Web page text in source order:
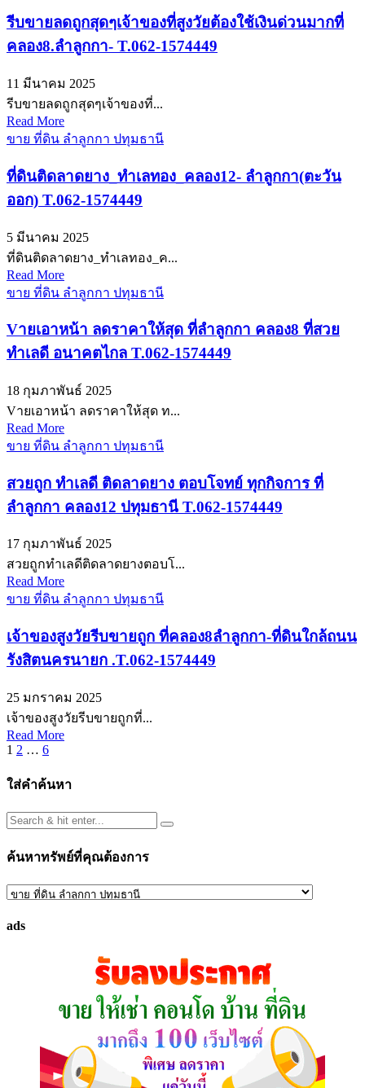
รีบขายลดถูกสุดๆเจ้าของที่สูงวัยต้องใช้เงินด่วนมากที่
คลอง8.ลำลูกกา- T.062-1574449
11 มีนาคม 2025
รีบขายลดถูกสุดๆเจ้าของที่...
Read More
ขาย ที่ดิน ลำลูกกา ปทุมธานี
ที่ดินติดลาดยาง_ทำเลทอง_คลอง12- ลำลูกกา(ตะวัน
ออก) T.062-1574449
5 มีนาคม 2025
ที่ดินติดลาดยาง_ทำเลทอง_ค...
Read More
ขาย ที่ดิน ลำลูกกา ปทุมธานี
Vายเอาหน้า ลดราคาให้สุด ที่ลำลูกกา คลอง8 ที่สวย
ทำเลดี อนาคตไกล T.062-1574449
18 กุมภาพันธ์ 2025
Vายเอาหน้า ลดราคาให้สุด ท...
Read More
ขาย ที่ดิน ลำลูกกา ปทุมธานี
สวยถูก ทำเลดี ติดลาดยาง ตอบโจทย์ ทุกกิจการ ที่
ลำลูกกา คลอง12 ปทุมธานี T.062-1574449
17 กุมภาพันธ์ 2025
สวยถูกทำเลดีติดลาดยางตอบโ...
Read More
ขาย ที่ดิน ลำลูกกา ปทุมธานี
เจ้าของสูงวัยรีบขายถูก ที่คลอง8ลำลูกกา-ที่ดินใกล้ถนน
รังสิตนครนายก .T.062-1574449
25 มกราคม 2025
เจ้าของสูงวัยรีบขายถูกที่...
Read More
Posts
pagination
1 2 … 6
ใส่คำค้นหา
ค้นหาทรัพย์ที่คุณต้องการ
ค้นหา
ที่
ads